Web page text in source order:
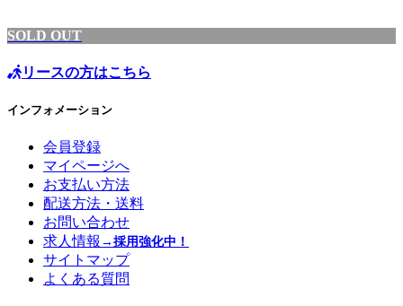
SOLD OUT
リースの方はこちら
インフォメーション
会員登録
マイページへ
お支払い方法
配送方法・送料
お問い合わせ
求人情報 →採用強化中！
サイトマップ
よくある質問